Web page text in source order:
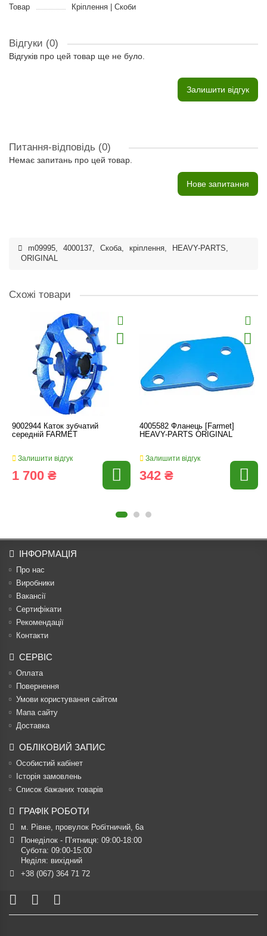
Товар
Кріплення | Скоби
Відгуки (0)
Відгуків про цей товар ще не було.
Залишити відгук
Питання-відповідь (0)
Немає запитань про цей товар.
Нове запитання
m09995, 4000137, Скоба, кріплення, HEAVY-PARTS,
ORIGINAL
Схожі товари
9002944 Каток зубчатий
середній FARMET
Залишити відгук
1 700 ₴
4005582 Фланець [Farmet]
HEAVY-PARTS ORIGINAL
Залишити відгук
342 ₴
ІНФОРМАЦІЯ
Про нас
Виробники
Вакансії
Сертифікати
Рекомендації
Контакти
СЕРВІС
Оплата
Повернення
Умови користування сайтом
Мапа сайту
Доставка
ОБЛІКОВИЙ ЗАПИС
Особистий кабінет
Історія замовлень
Список бажаних товарів
ГРАФІК РОБОТИ
м. Рівне, провулок Робітничий, 6а
Понеділок - П’ятниця: 09:00-18:00
Субота: 09:00-15:00
Неділя: вихідний
+38 (067) 364 71 72